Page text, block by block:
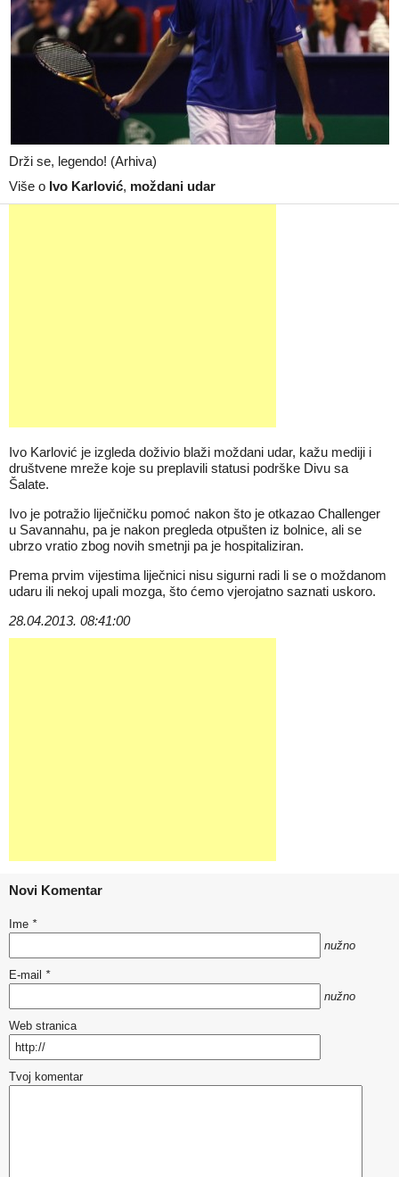
Drži se, legendo! (Arhiva)
Više o Ivo Karlović, moždani udar
Ivo Karlović je izgleda doživio blaži moždani udar, kažu mediji i
društvene mreže koje su preplavili statusi podrške Divu sa
Šalate.
Ivo je potražio liječničku pomoć nakon što je otkazao Challenger
u Savannahu, pa je nakon pregleda otpušten iz bolnice, ali se
ubrzo vratio zbog novih smetnji pa je hospitaliziran.
Prema prvim vijestima liječnici nisu sigurni radi li se o moždanom
udaru ili nekoj upali mozga, što ćemo vjerojatno saznati uskoro.
28.04.2013. 08:41:00
Novi Komentar
Ime *
nužno
E-mail *
nužno
Web stranica
Tvoj komentar